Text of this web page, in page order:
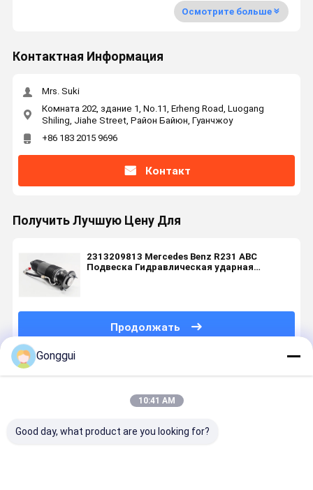
Осмотрите больше
Контактная Информация
Mrs. Suki
Комната 202, здание 1, No.11, Erheng Road, Luogang
Shiling, Jiahe Street, Район Байюн, Гуанчжоу
+86 183 2015 9696
Контакт
Получить Лучшую Цену Для
2313209813 Mercedes Benz R231 ABC
Подвеска Гидравлическая ударная
Продолжать
Порекомендованные Продукты
Gonggui
10:41 AM
Good day, what product are you looking for?